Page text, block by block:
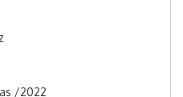
/2022